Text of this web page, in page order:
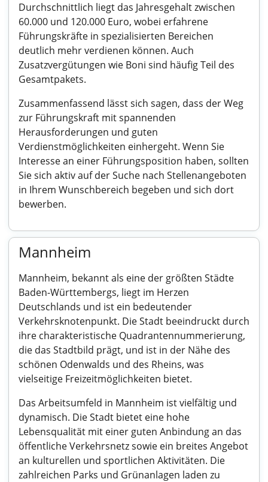
Durchschnittlich liegt das Jahresgehalt zwischen
60.000 und 120.000 Euro, wobei erfahrene
Führungskräfte in spezialisierten Bereichen
deutlich mehr verdienen können. Auch
Zusatzvergütungen wie Boni sind häufig Teil des
Gesamtpakets.
Zusammenfassend lässt sich sagen, dass der Weg
zur Führungskraft mit spannenden
Herausforderungen und guten
Verdienstmöglichkeiten einhergeht. Wenn Sie
Interesse an einer Führungsposition haben, sollten
Sie sich aktiv auf der Suche nach Stellenangeboten
in Ihrem Wunschbereich begeben und sich dort
bewerben.
Mannheim
Mannheim, bekannt als eine der größten Städte
Baden-Württembergs, liegt im Herzen
Deutschlands und ist ein bedeutender
Verkehrsknotenpunkt. Die Stadt beeindruckt durch
ihre charakteristische Quadrantennummerierung,
die das Stadtbild prägt, und ist in der Nähe des
schönen Odenwalds und des Rheins, was
vielseitige Freizeitmöglichkeiten bietet.
Das Arbeitsumfeld in Mannheim ist vielfältig und
dynamisch. Die Stadt bietet eine hohe
Lebensqualität mit einer guten Anbindung an das
öffentliche Verkehrsnetz sowie ein breites Angebot
an kulturellen und sportlichen Aktivitäten. Die
zahlreichen Parks und Grünanlagen laden zu